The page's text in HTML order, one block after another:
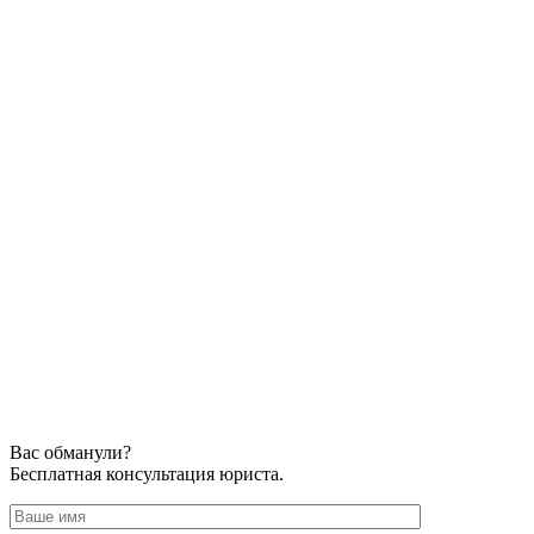
Вас обманули?
Бесплатная консультация юриста.